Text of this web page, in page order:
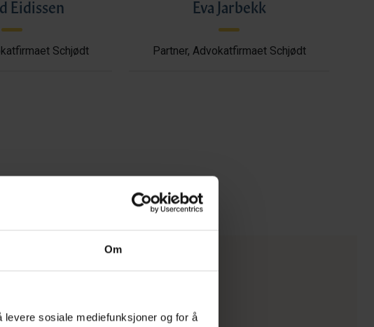
Om
sosiale mediefunksjoner og for å
Eidissen
Schjødt
Eva Jarbekk
Partner, Advokatfirmaet Schjødt